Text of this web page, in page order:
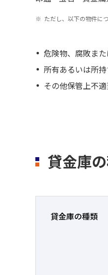
ただし、以下の物件に
危険物、腐敗ま
所有あるいは所
その他保管上不
貸金庫
貸金庫の種類